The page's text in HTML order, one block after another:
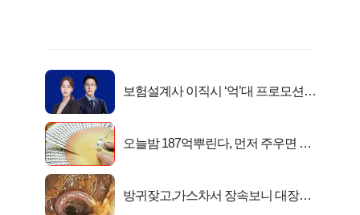
보험설계사 이직시 ‘억’대 프로모션!
오늘밤 187억뿌린다, 먼저 주우면 최
방귀잦고,가스차서 장속보니 대장이